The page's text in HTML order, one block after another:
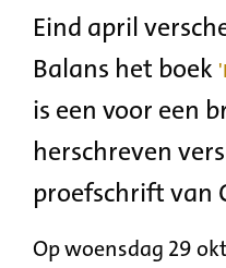
Eind april
Balans het boek
is een voor een
herschreven
proefschrift van
Op woensdag 29